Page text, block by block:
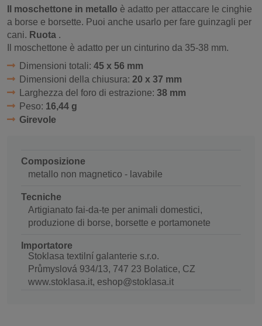
Il moschettone in metallo è adatto per attaccare le cinghie
a borse e borsette. Puoi anche usarlo per fare guinzagli per
cani. Ruota .
Il moschettone è adatto per un cinturino da 35-38 mm.
Dimensioni totali: 45 x 56 mm
Dimensioni della chiusura: 20 x 37 mm
Larghezza del foro di estrazione: 38 mm
Peso: 16,44 g
Girevole
Composizione
metallo non magnetico - lavabile
Tecniche
Artigianato fai-da-te per animali domestici,
produzione di borse, borsette e portamonete
Importatore
Stoklasa textilní galanterie s.r.o.
Průmyslová 934/13, 747 23 Bolatice, CZ
www.stoklasa.it, eshop@stoklasa.it